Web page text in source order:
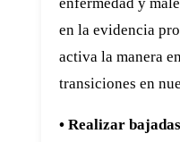
en la evidencia
activa la manera
transiciones en
• Realizar